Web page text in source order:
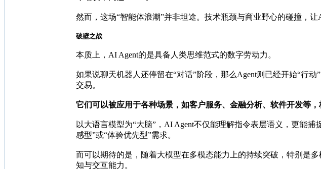
然而，这场“智能体浪潮”并非坦途。技术瓶颈与商业野心的碰撞，让
破壁之战
本质上，AI Agent的是具备人类思维范式的数字劳动力。
如果说聊天机器人还停留在“对话”阶段，那么Agent则已经开始“行
交易。
它们可以被应用于各种场景，如客户服务、金融分析、软件开发等，
以大语言模型为“大脑”，AI Agent不仅能理解指令表层语义，更能
感型”或“体验优先型”需求。
而可以期待的是，随着大模型在多模态能力上的持续突破，特别是
知与交互能力。